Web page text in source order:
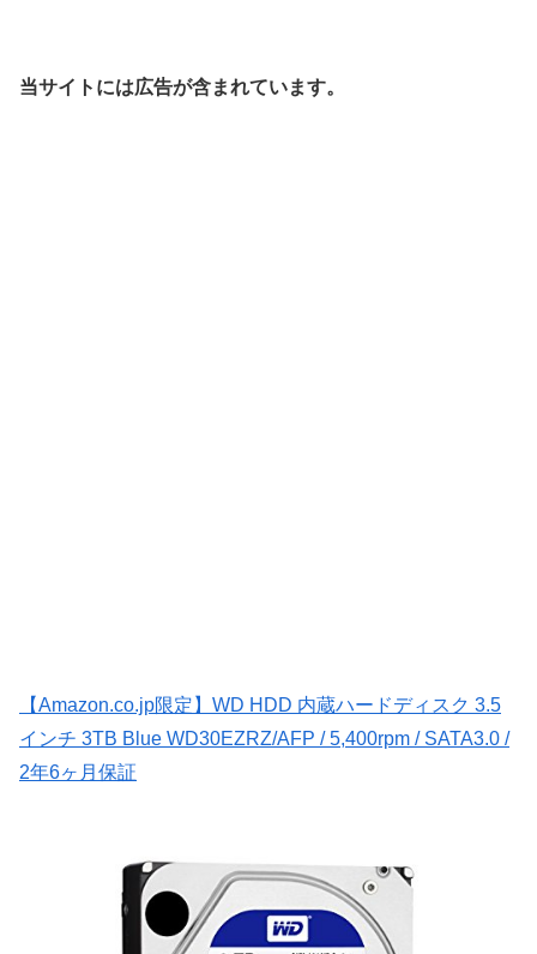
当サイトには広告が含まれています。
【Amazon.co.jp限定】WD HDD 内蔵ハードディスク 3.5
インチ 3TB Blue WD30EZRZ/AFP / 5,400rpm / SATA3.0 /
2年6ヶ月保証